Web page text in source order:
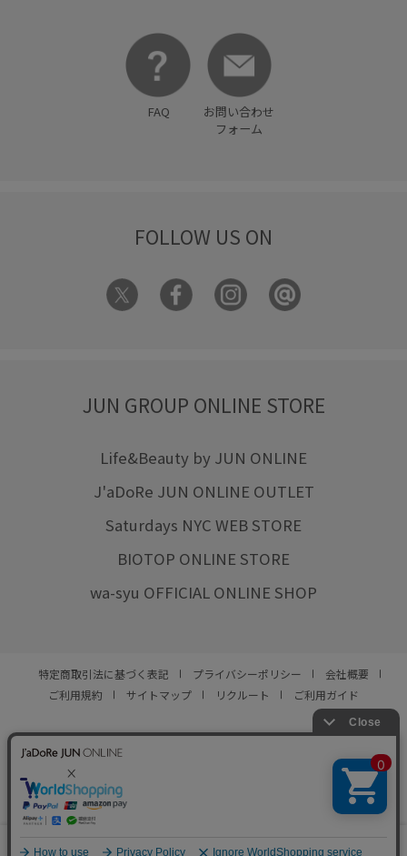
0
FAQ
お問い合わせ
フォーム
FOLLOW US ON
JUN GROUP ONLINE STORE
Life&Beauty by JUN ONLINE
J'aDoRe JUN ONLINE OUTLET
Saturdays NYC WEB STORE
BIOTOP ONLINE STORE
wa-syu OFFICIAL ONLINE SHOP
特定商取引法に基づく表記 プライバシーポリシー
会社概要
ご利用規約
サイトマップ リクルート ご利用ガイド
© JUN CO.,LTD. ALL RIGHTS RESERVED.